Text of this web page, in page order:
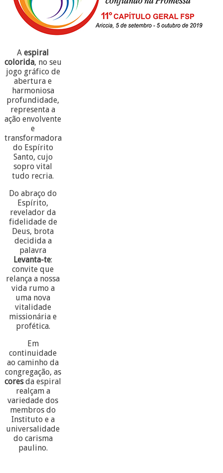
Aespiral
colorida, no seu
jogo gráfico de
abertura e
harmoniosa
profundidade,
representa a
ação envolvente
e
transformadora
do Espírito
Santo, cujo
sopro vital
tudo recria.
Do abraço do
Espírito,
revelador da
fidelidade de
Deus, brota
decidida a
palavra
Levanta-te:
convite que
relança a nossa
vida rumo a
uma nova
vitalidade
missionária e
profética.
Em
continuidade
ao caminho da
congregação, as
coresda espiral
realçam a
variedade dos
membros do
Instituto e a
universalidade
do carisma
paulino.